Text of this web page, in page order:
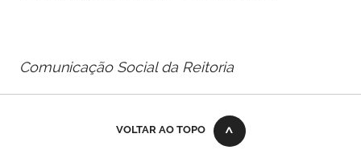
Comunicação Social da Reitoria
VOLTAR AO TOPO